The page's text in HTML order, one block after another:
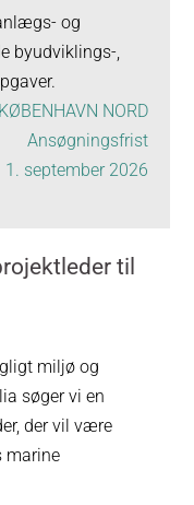
og
byudviklings-,
KØBENHAVN NORD
Ansøgningsfrist
1. september 2026
til
miljø og
søger vi en
der vil være
marine